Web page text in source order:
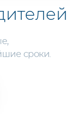
сроки.